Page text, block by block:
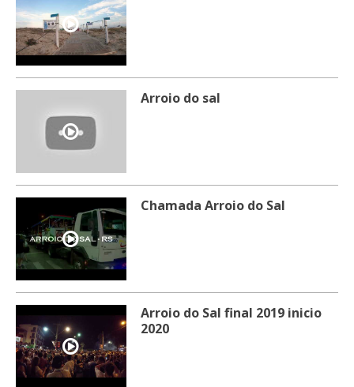
Arroio do sal
Chamada Arroio do Sal
Arroio do Sal final 2019 inicio
2020